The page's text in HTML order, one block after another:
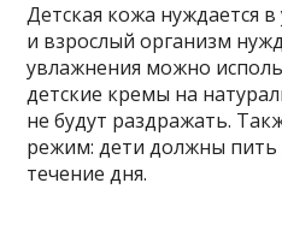
Детская кожа нуждается
и взрослый организм
увлажнения можно
детские кремы на
не будут раздражать.
режим: дети должны пить
течение дня.